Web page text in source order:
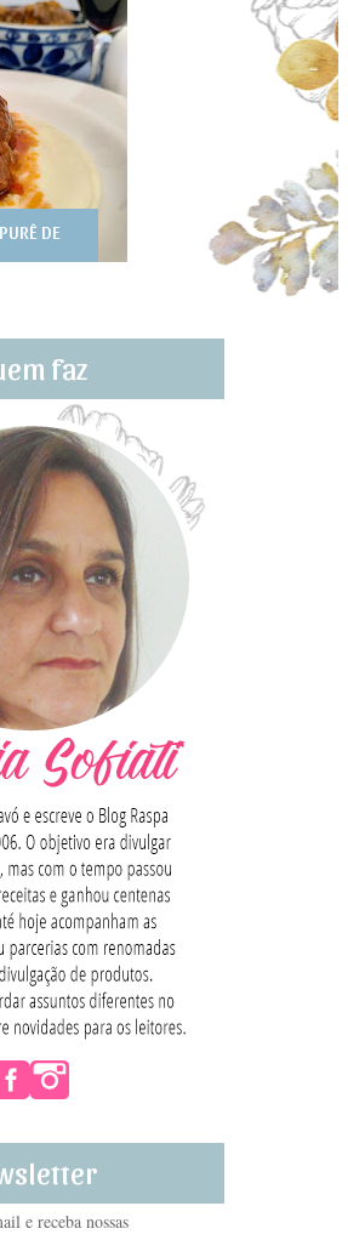
DE
faz
e receba nossas